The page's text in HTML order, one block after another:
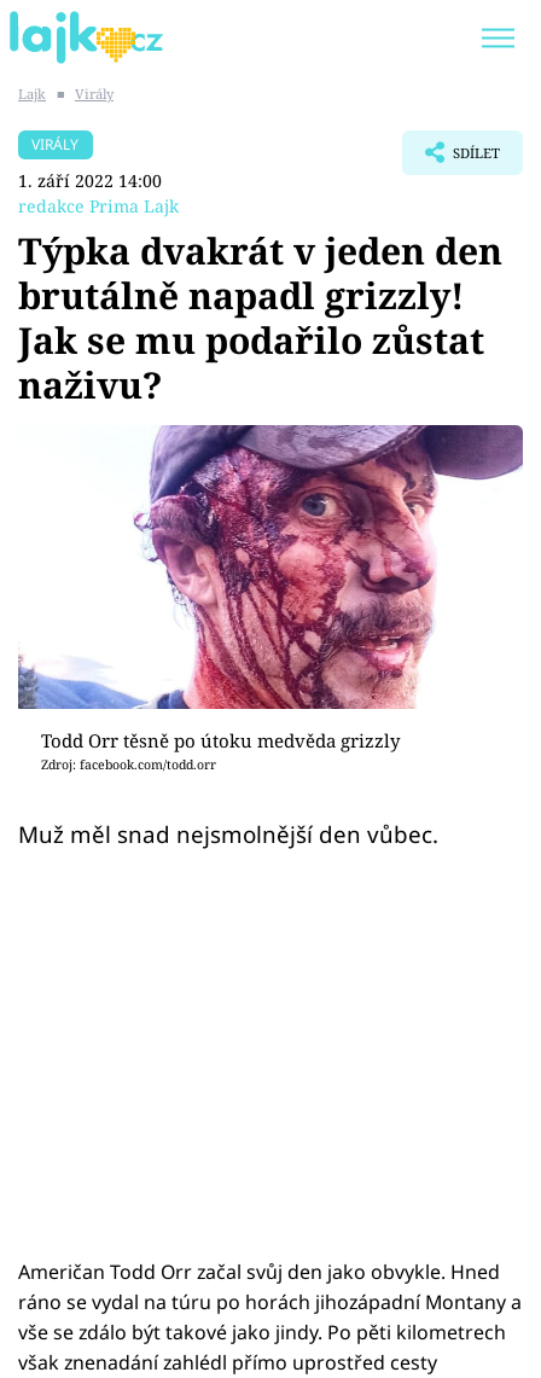
SHOPAHOLICADEL
Témata
Showbyznys
Sex a vztahy
Sledujte prima+
Přihlášení
Sledujte nás
Lajk ■ Virály
VIRÁLY
1. září 2022 14:00
redakce Prima Lajk
SDÍLET
Týpka dvakrát v jeden den
brutálně napadl grizzly!
Jak se mu podařilo zůstat
naživu?
Todd Orr těsně po útoku medvěda grizzly
Zdroj: facebook.com/todd.orr
Muž měl snad nejsmolnější den vůbec.
Američan Todd Orr začal svůj den jako obvykle. Hned
ráno se vydal na túru po horách jihozápadní Montany a
vše se zdálo být takové jako jindy. Po pěti kilometrech
však znenadání zahlédl přímo uprostřed cesty